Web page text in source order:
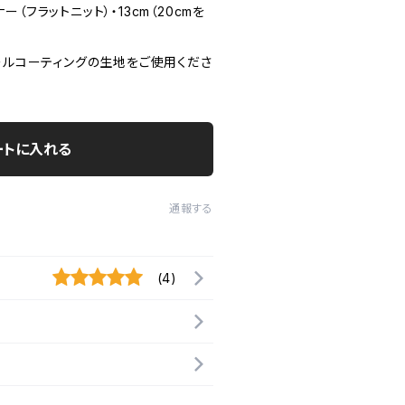
フラットニット）・13cm（20cmを
コーティングの生地をご使用くださ
に入れる
通報する
(4)